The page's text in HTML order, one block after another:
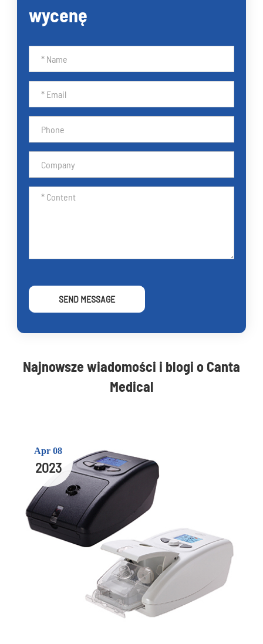
wycenę
SEND MESSAGE
Najnowsze wiadomości i blogi o Canta
Medical
Apr 08
2023